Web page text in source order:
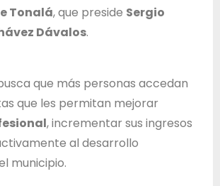
l
E
t
a
d
o
d
Tonalá, que preside Sergio
Dávalos.
que más personas accedan
que les permitan mejorar
, incrementar sus ingresos
al desarrollo
municipio.